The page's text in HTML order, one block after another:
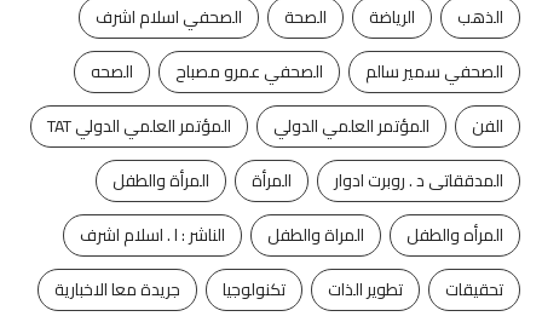
الذهب
الرياضة الصحة
الصحفي اسلام اشرف
الصحفي سمير سالم
الصحفي عمرو مصباح
الصحه
الفن
المؤتمر العلمي الدولي
المؤتمر العلمي الدولي TAT
المدققاتى د . روبرت ادوار
المرأة
المرأة والطفل
المرأه والطفل
المراة والطفل
الناشر : ا . اسلام اشرف
تحقيقات
تطوير الذات تكنولوجيا
جريدة معا الاخبارية